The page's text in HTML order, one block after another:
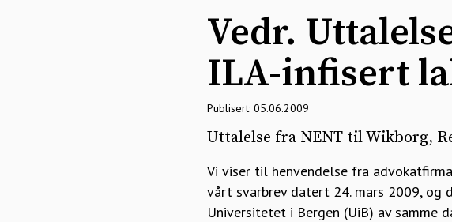
Vedr.
ILA-infisert
Publisert: 05.06.2009
Uttalelse fra NENT til Wikborg,
Vi viser til henvendelse fra
vårt svarbrev datert 24. mars 2009, og
Universitetet i Bergen (UiB) av samme